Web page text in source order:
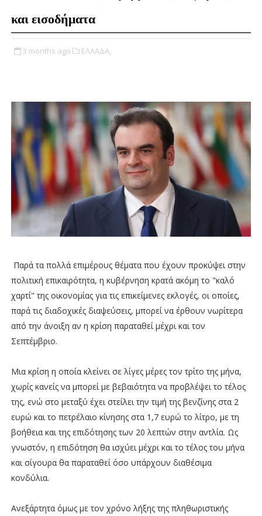
και εισοδήματα
3 months ago ΕΛΛΑΔΑ,
Παρά τα πολλά επιμέρους θέματα που έχουν προκύψει στην
πολιτική επικαιρότητα, η κυβέρνηση κρατά ακόμη το "καλό
χαρτί" της οικονομίας για τις επικείμενες εκλογές, οι οποίες,
παρά τις διαδοχικές διαψεύσεις, μπορεί να έρθουν νωρίτερα
από την άνοιξη αν η κρίση παραταθεί μέχρι και τον
Σεπτέμβριο.
Μια κρίση η οποία κλείνει σε λίγες μέρες τον τρίτο της μήνα,
χωρίς κανείς να μπορεί με βεβαιότητα να προβλέψει το τέλος
της, ενώ στο μεταξύ έχει στείλει την τιμή της βενζίνης στα 2
ευρώ και το πετρέλαιο κίνησης στα 1,7 ευρώ το λίτρο, με τη
βοήθεια και της επιδότησης των 20 λεπτών στην αντλία. Ως
γνωστόν, η επιδότηση θα ισχύει μέχρι και το τέλος του μήνα
και σίγουρα θα παραταθεί όσο υπάρχουν διαθέσιμα
κονδύλια.
Ανεξάρτητα όμως με τον χρόνο λήξης της πληθωριστικής